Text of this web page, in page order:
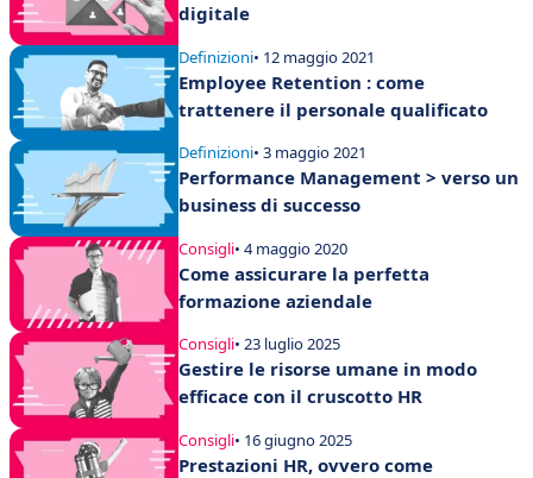
digitale
Definizioni• 12 maggio 2021
Employee Retention : come
trattenere il personale qualificato
Definizioni• 3 maggio 2021
Performance Management > verso un
business di successo
Consigli• 4 maggio 2020
Come assicurare la perfetta
formazione aziendale
Consigli• 23 luglio 2025
Gestire le risorse umane in modo
efficace con il cruscotto HR
Consigli• 16 giugno 2025
Prestazioni HR, ovvero come